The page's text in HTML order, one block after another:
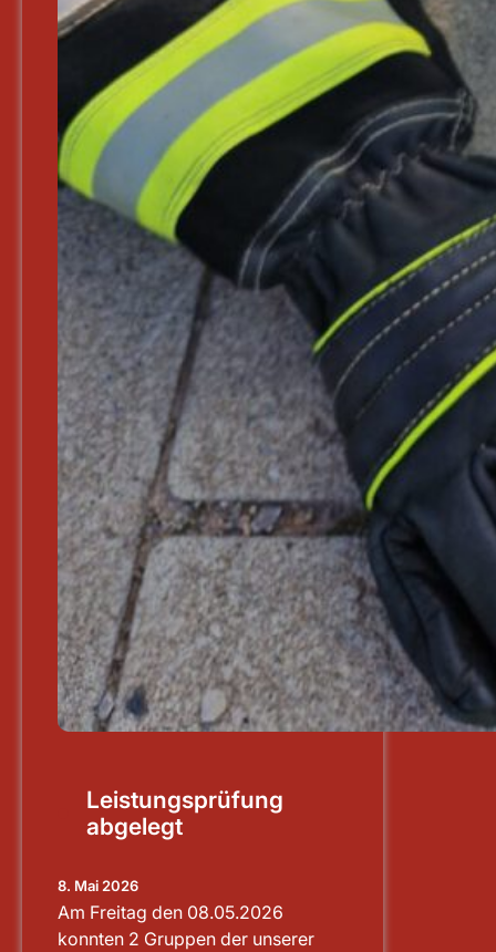
Leistungsprüfung
abgelegt
8. Mai 2026
Am Freitag den 08.05.2026
konnten 2 Gruppen der unserer